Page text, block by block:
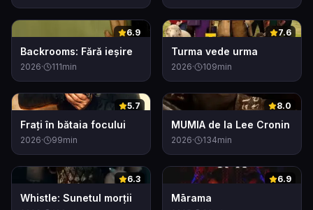
0 6.9
Backrooms: Fără ieșire
2026· 111min
0 7.6
Turma vede urma
2026· 109min
0 5.7
Frați în bătaia focului
2026· 99min
0 8.0
MUMIA de la Lee Cronin
2026· 134min
0 6.3
Whistle: Sunetul morții
0 6.9
Mārama